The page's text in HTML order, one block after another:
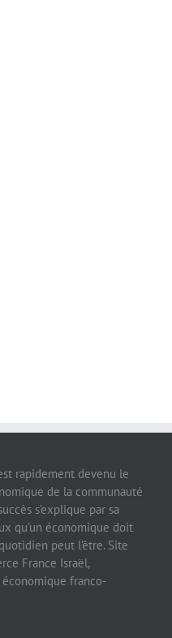
rapidement devenu le
de la communauté
s’explique par sa
qu’un économique doit
peut l’être. Site
France Israël,
économique franco-